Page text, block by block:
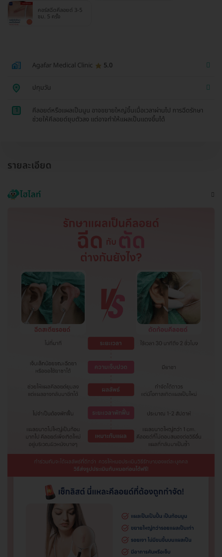
คอร์สฉีดคีลอยด์ 3-5
ซม. 5 ครั้ง
Agafar Medical Clinic 5.0
ปทุมวัน
1
คีลอยด์หรือแผลเป็นนูน อาจขยายใหญ่ขึ้นเมื่อเวลาผ่านไป การฉีดรักษา
ช่วยให้คีลอยด์ยุบตัวลง แต่อาจทำให้แผลเป็นแดงขึ้นได้
รายละเอียด
ไฮไลท์